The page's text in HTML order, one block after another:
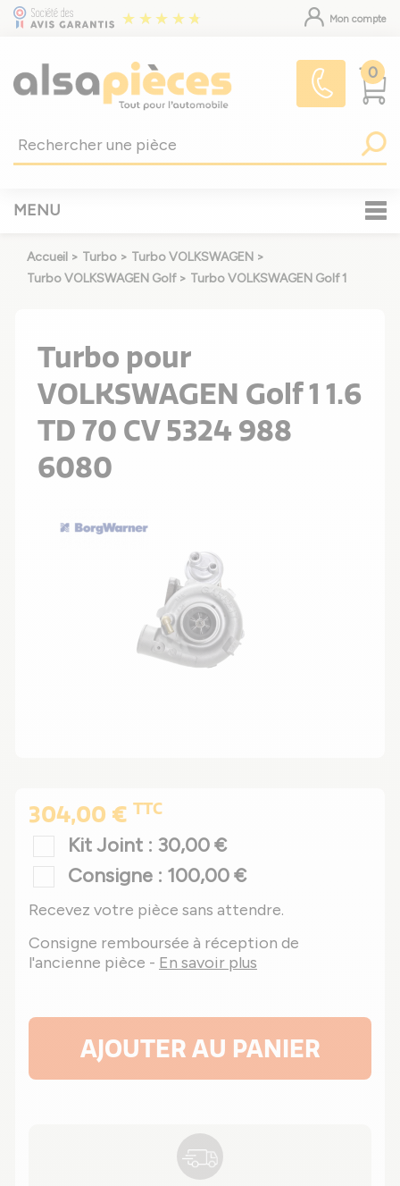
Mon compte
0
MENU
Accueil > Turbo > Turbo VOLKSWAGEN >
Turbo VOLKSWAGEN Golf > Turbo VOLKSWAGEN Golf 1
Turbo pour
VOLKSWAGEN Golf 1 1.6
TD 70 CV 5324 988
6080
304,00 € TTC
Kit Joint : 30,00 €
Consigne : 100,00 €
Recevez votre pièce sans attendre.
Consigne remboursée à réception de
l'ancienne pièce - En savoir plus
AJOUTER AU PANIER